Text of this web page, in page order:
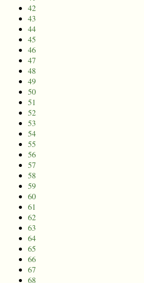
42
43
44
45
46
47
48
49
50
51
52
53
54
55
56
57
58
59
60
61
62
63
64
65
66
67
68